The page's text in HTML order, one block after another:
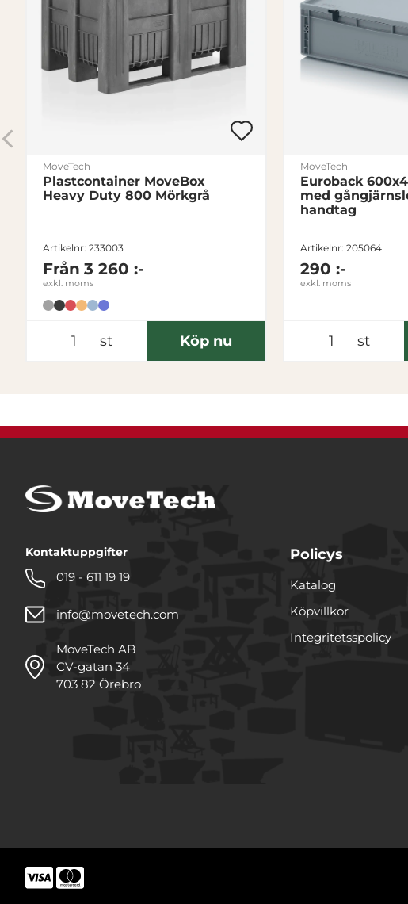
funktioner för sociala medier och
annan information från din enhet
MoveTech
Plastcontainer MoveBox
Heavy Duty 800 Mörkgrå
Artikelnr: 233003
Från 3 260 :-
exkl. moms
st Köp nu
MoveTech
Euroback
med
handtag
Artikelnr: 205064
290 :-
exkl. moms
st
Kontaktuppgifter
019 - 611 19 19
info@movetech.com
MoveTech AB
CV-gatan 34
703 82 Örebro
Policys
Katalog
Köpvillkor
Integritetsspolicy